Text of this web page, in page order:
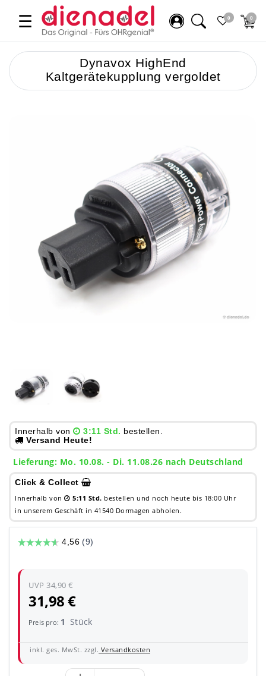
☰ 0 0
Dynavox HighEnd
Kaltgerätekupplung vergoldet
Innerhalb von 3:11 Std. bestellen.
Versand Heute!
Lieferung: Mo. 10.08. - Di. 11.08.26 nach Deutschland
Click & Collect
Innerhalb von 5:11 Std. bestellen und noch heute bis 18:00 Uhr
in unserem Geschäft in 41540 Dormagen abholen.
UVP 34,90 €
31,98 €
Preis pro: 1 Stück
inkl. ges. MwSt. zzgl. Versandkosten